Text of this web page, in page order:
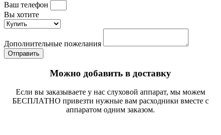
Ваш телефон
Вы хотите
Дополнительные пожелания
Отправить
Можно добавить в доставку
Если вы заказываете у нас слуховой аппарат, мы можем
БЕСПЛАТНО привезти нужные вам расходники вместе с
аппаратом одним заказом.